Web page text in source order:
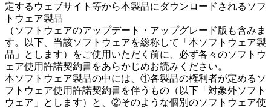
定するウェブサイト等から本製品にダウンロードされるソフ
トウェア製品
（ソフトウェアのアップデート・アップグレード版も含みま
す。以下、当該ソフトウェアを総称して「本ソフトウェア製
品」とします）をご使用いただく前に、必ず各々のソフトウ
ェア使用許諾契約書をあらかじめお読みください。
本ソフトウェア製品の中には、①各製品の権利者が定めるソ
フトウェア使用許諾契約書を伴うもの（以下「対象外ソフト
ウェア」とします）と、②そのような個別のソフトウェア使